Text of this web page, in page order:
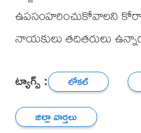
ఉపసంహరించుకోవాలని
నాయకులు తదితరులు
ట్యాగ్స్ : లోకల్
జిల్లా వార్తలు